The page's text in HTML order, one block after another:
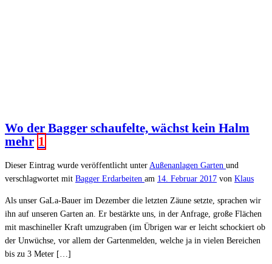
Wo der Bagger schaufelte, wächst kein Halm
mehr 1
Dieser Eintrag wurde veröffentlicht unter Außenanlagen Garten und
verschlagwortet mit Bagger Erdarbeiten am 14. Februar 2017 von Klaus
Als unser GaLa-Bauer im Dezember die letzten Zäune setzte, sprachen wir
ihn auf unseren Garten an. Er bestärkte uns, in der Anfrage, große Flächen
mit maschineller Kraft umzugraben (im Übrigen war er leicht schockiert ob
der Unwüchse, vor allem der Gartenmelden, welche ja in vielen Bereichen
bis zu 3 Meter […]